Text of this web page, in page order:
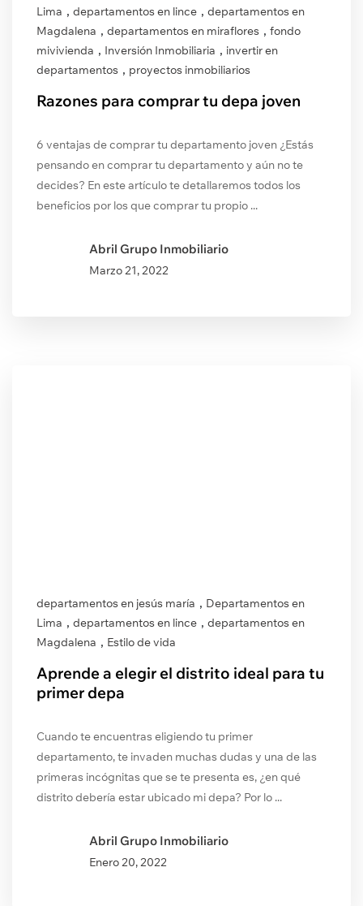
Lima , departamentos en lince , departamentos en
Magdalena , departamentos en miraflores , fondo
mivivienda , Inversión Inmobiliaria , invertir en
departamentos , proyectos inmobiliarios
Razones para comprar tu depa joven
6 ventajas de comprar tu departamento joven ¿Estás
pensando en comprar tu departamento y aún no te
decides? En este artículo te detallaremos todos los
beneficios por los que comprar tu propio ...
Abril Grupo Inmobiliario
Marzo21, 2022
departamentos en jesús maría , Departamentos en
Lima , departamentos en lince , departamentos en
Magdalena , Estilo de vida
Aprende a elegir el distrito ideal para tu
primer depa
Cuando te encuentras eligiendo tu primer
departamento, te invaden muchas dudas y una de las
primeras incógnitas que se te presenta es, ¿en qué
distrito debería estar ubicado mi depa? Por lo ...
Abril Grupo Inmobiliario
Enero20, 2022